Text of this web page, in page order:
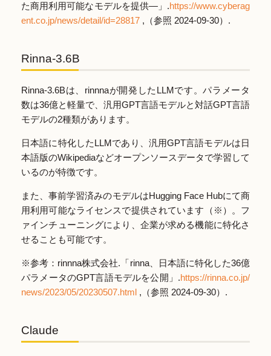
た商用利用可能なモデルを提供―」.https://www.cyberag
ent.co.jp/news/detail/id=28817 ,（参照 2024-09-30）.
Rinna-3.6B
Rinna-3.6Bは、rinnnaが開発したLLMです。パラメータ
数は36億と軽量で、汎用GPT言語モデルと対話GPT言語
モデルの2種類があります。
日本語に特化したLLMであり、汎用GPT言語モデルは日
本語版のWikipediaなどオープンソースデータで学習して
いるのが特徴です。
また、事前学習済みのモデルはHugging Face Hubにて商
用利用可能なライセンスで提供されています（※）。フ
ァインチューニングにより、企業が求める機能に特化さ
せることも可能です。
※参考：rinnna株式会社.「rinna、日本語に特化した36億
パラメータのGPT言語モデルを公開」.https://rinna.co.jp/
news/2023/05/20230507.html ,（参照 2024-09-30）.
Claude